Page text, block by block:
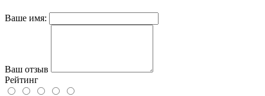
Ваше имя:
Ваш отзыв
Рейтинг